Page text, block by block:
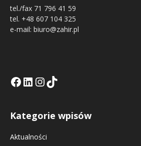
tel./fax 71 796 41 59
tel. +48 607 104 325
e-mail: biuro@zahir.pl
Facebook
LinkedIn
Tik Tok KEInstagramm KE
Kategorie wpisów
Aktualności